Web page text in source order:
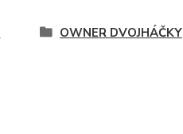
OWNER DVOJHÁČKY